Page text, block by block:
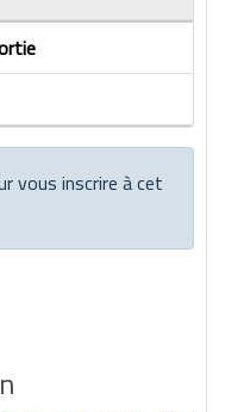
vous inscrire à cet